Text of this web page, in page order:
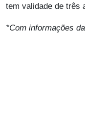
tem validade de três
*Com informações